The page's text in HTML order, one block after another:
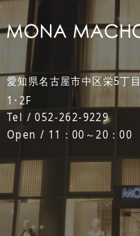
愛知県名古屋市中区栄5丁
1･2F
Tel / 052-262-9229
Open / 11：00～20：00